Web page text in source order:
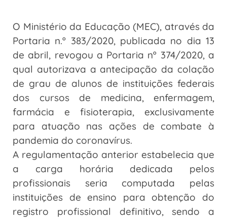
O Ministério da Educação (MEC), através da
Portaria n.º 383/2020, publicada no dia 13
de abril, revogou a Portaria nº 374/2020, a
qual autorizava a antecipação da colação
de grau de alunos de instituições federais
dos cursos de medicina, enfermagem,
farmácia e fisioterapia, exclusivamente
para atuação nas ações de combate à
pandemia do coronavírus.
A regulamentação anterior estabelecia que
a carga horária dedicada pelos
profissionais seria computada pelas
instituições de ensino para obtenção do
registro profissional definitivo, sendo a